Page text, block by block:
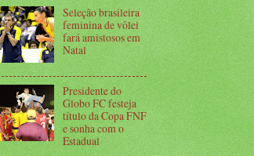
Seleção brasileira
feminina de vôlei
fará amistosos em
Natal
Presidente do
Globo FC festeja
título da Copa FNF
e sonha com o
Estadual